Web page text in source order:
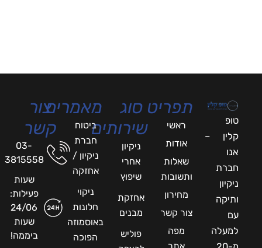
טופ
קלין –
אנו
חברת
ניקיון
ותיקה
עם
למעלה
תפריט
ראשי
אודות
שאלות
ותשובות
מחירון
צור קשר
מפה
סוג
שירותים
ניקיון
אחרי
שיפוץ
אחזקת
מבנים
פוליש
מאמרים
ביטוח
חברת
ניקיון /
אחזקה
ניקוי
חלונות
באוסמוזה
הפוכה
צור
קשר
03-
3815558
שעות
פעילות:
24/06
שעות
ביממה!